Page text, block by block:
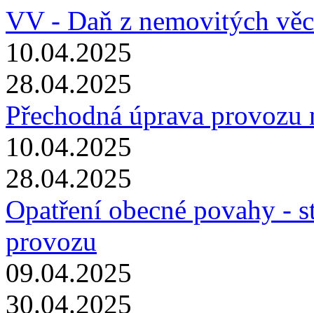
VV - Daň z nemovitých
10.04.2025
28.04.2025
Přechodná úprava
10.04.2025
28.04.2025
Opatření obecné povahy -
provozu
09.04.2025
30.04.2025